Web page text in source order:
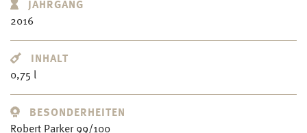
JAHRGANG
2016
INHALT
0,75 l
BESONDERHEITEN
Robert Parker 99/100